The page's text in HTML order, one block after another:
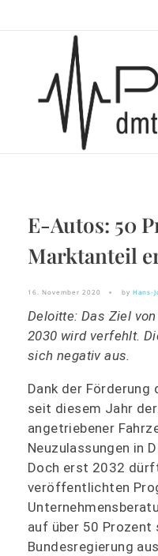
Puls Magazin
Zukunft der Mobilität
E-Autos: 50
Marktanteil
16. November 2020 by Hans-
Deloitte: Das Ziel
2030 wird verfehlt.
sich negativ aus.
Dank der Förderung
seit diesem Jahr
angetriebener
Neuzulassungen in
Doch erst 2032
veröffentlichten
auf über 50 Prozent
Bundesregierung